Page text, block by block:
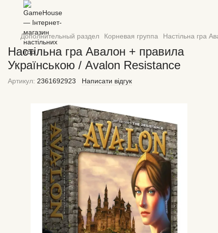
Дополнительный раздел Корневая группа Настільна гра
Настільна гра Авалон + правила
Українською / Avalon Resistance
Артикул: 2361692923 Написати відгук